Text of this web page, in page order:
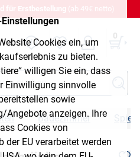
Cookies ein, um
zu bieten.
willigen Sie ein, dass
Einwilligung sinnvolle
sowie
Angebote anzeigen. Ihre
Cookies von
EU verarbeitet werden
für Erstbestellung (ab 49€ netto)
0
Badezimmer